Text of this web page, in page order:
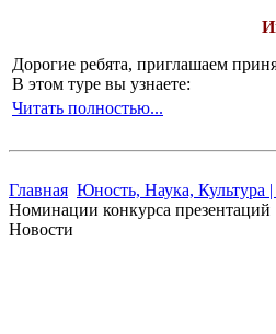
Дорогие ребята, приглашаем
В этом туре вы узнаете:
Читать полностью...
Главная Юность, Наука, Культура
Номинации конкурса презентаций
Новости